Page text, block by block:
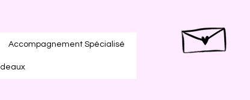
Accompagnement Spécialisé